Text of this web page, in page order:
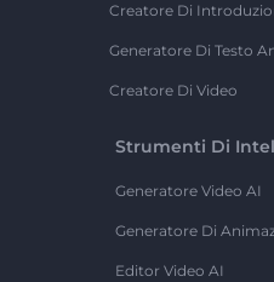
Creatore Di
Generatore Di Testo
Creatore Di Video
Strumenti Di
Generatore Video AI
Generatore Di
Editor Video AI